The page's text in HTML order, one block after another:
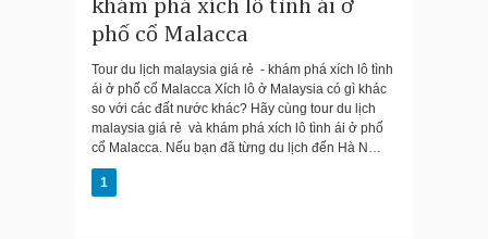
khám phá xích lô tình ái ở
phố cổ Malacca
Tour du lịch malaysia giá rẻ - khám phá xích lô tình
ái ở phố cổ Malacca Xích lô ở Malaysia có gì khác
so với các đất nước khác? Hãy cùng tour du lịch
malaysia giá rẻ và khám phá xích lô tình ái ở phố
cổ Malacca. Nếu bạn đã từng du lịch đến Hà N…
1